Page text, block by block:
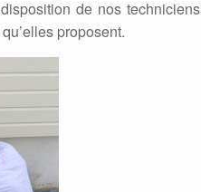
de nos techniciens
proposent.